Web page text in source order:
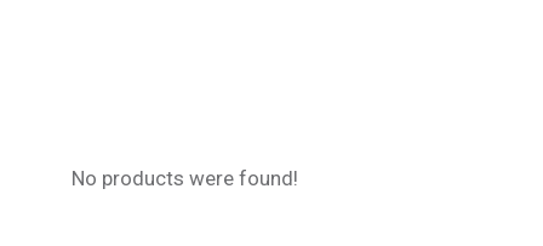
No products were found!